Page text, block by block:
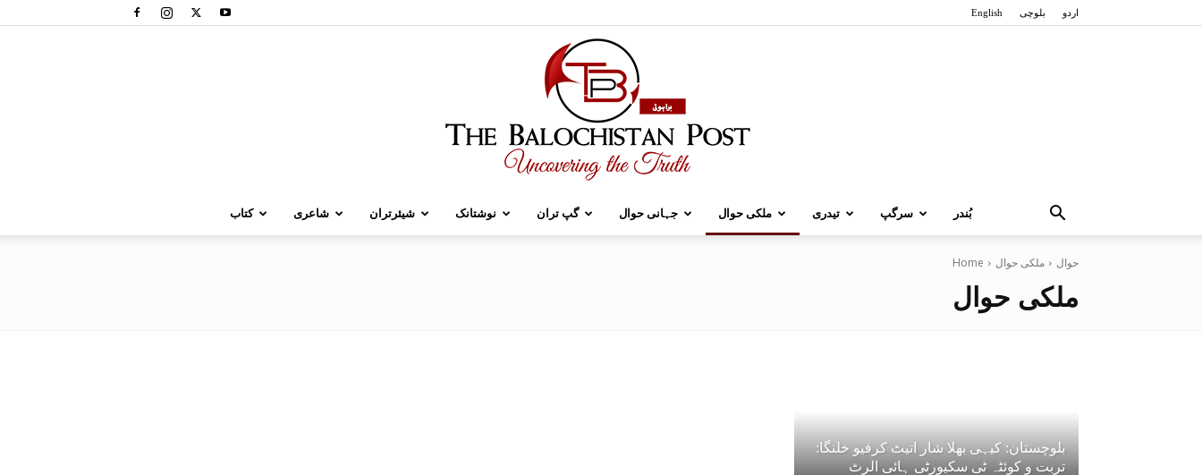
English بلوچی اردو
بُندر سرگپ تیدری ملکی حوال جہانی حوال گپ تران نوشتانک شیئرتران شاعری کتاب
Home حوال ملکی حوال
ملکی حوال
بلوچستان: کیہی بھلا شار اتیٹ کرفیو خلنگا:
تربت و کوئٹہ ٹی سکیورٹی ہائی الرٹ